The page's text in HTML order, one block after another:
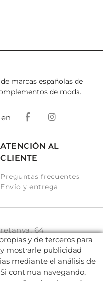
marcas españolas de
de moda.
ATENCIÓN AL
CLIENTE
Preguntas frecuentes
Envío y entrega
64
(BCN)
77
y de terceros para
mostrarle publicidad
mediante el análisis de
continua navegando,